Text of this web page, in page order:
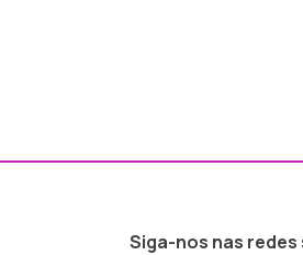
Siga-nos nas redes